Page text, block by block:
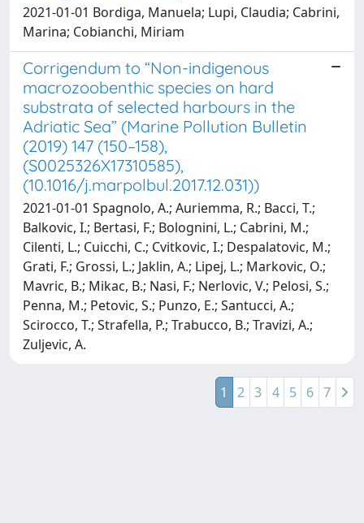
2021-01-01 Bordiga, Manuela; Lupi, Claudia; Cabrini,
Marina; Cobianchi, Miriam
Corrigendum to “Non-indigenous
macrozoobenthic species on hard
substrata of selected harbours in the
Adriatic Sea” (Marine Pollution Bulletin
(2019) 147 (150–158),
(S0025326X17310585),
(10.1016/j.marpolbul.2017.12.031))
2021-01-01 Spagnolo, A.; Auriemma, R.; Bacci, T.;
Balkovic, I.; Bertasi, F.; Bolognini, L.; Cabrini, M.;
Cilenti, L.; Cuicchi, C.; Cvitkovic, I.; Despalatovic, M.;
Grati, F.; Grossi, L.; Jaklin, A.; Lipej, L.; Markovic, O.;
Mavric, B.; Mikac, B.; Nasi, F.; Nerlovic, V.; Pelosi, S.;
Penna, M.; Petovic, S.; Punzo, E.; Santucci, A.;
Scirocco, T.; Strafella, P.; Trabucco, B.; Travizi, A.;
Zuljevic, A.
1 2 3 4 5 6 7